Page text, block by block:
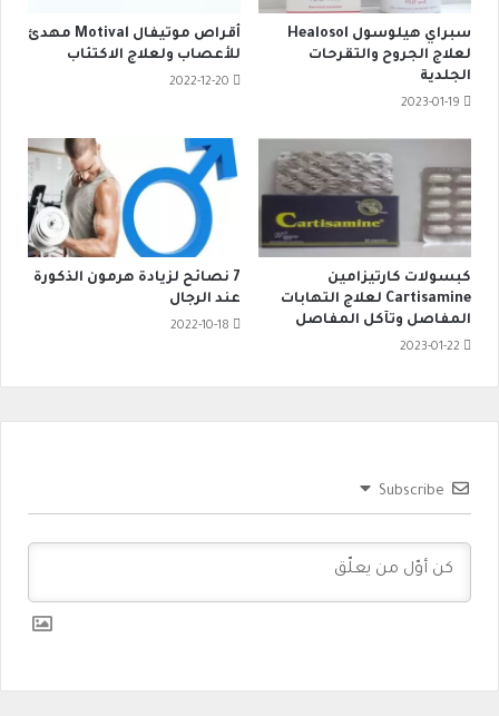
سبراي هيلوسول Healosol
لعلاج الجروح والتقرحات
الجلدية
2023-01-19
أقراص موتيفال Motival مهدئ
للأعصاب ولعلاج الاكتئاب
2022-12-20
كبسولات كارتيزامين
Cartisamine لعلاج التهابات
المفاصل وتآكل المفاصل
2023-01-22
7 نصائح لزيادة هرمون الذكورة
عند الرجال
2022-10-18
Subscribe